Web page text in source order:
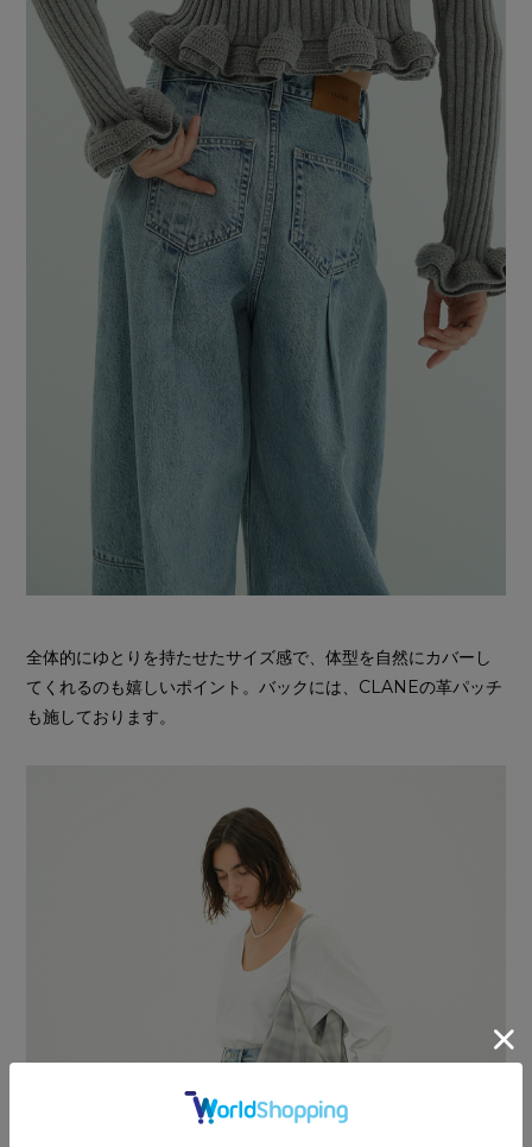
全体的にゆとりを持たせたサイズ感で、体型を自然にカバーし
てくれるのも嬉しいポイント。バックには、CLANEの革パッチ
も施しております。